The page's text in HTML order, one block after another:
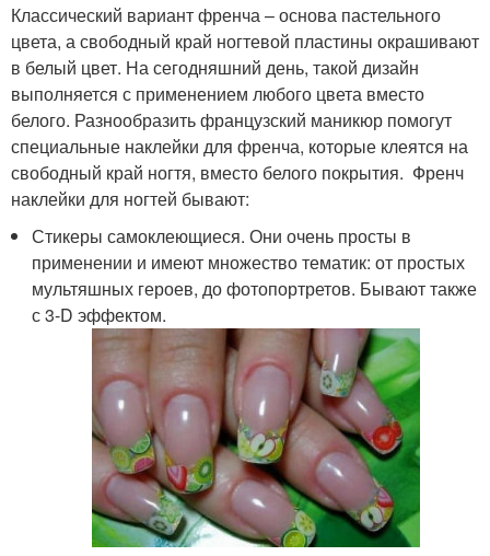
Классический вариант френча – основа пастельного
цвета, а свободный край ногтевой пластины окрашивают
в белый цвет. На сегодняшний день, такой дизайн
выполняется с применением любого цвета вместо
белого. Разнообразить французский маникюр помогут
специальные наклейки для френча, которые клеятся на
свободный край ногтя, вместо белого покрытия. Френч
наклейки для ногтей бывают:
Стикеры самоклеющиеся. Они очень просты в
применении и имеют множество тематик: от простых
мультяшных героев, до фотопортретов. Бывают также
с 3-D эффектом.